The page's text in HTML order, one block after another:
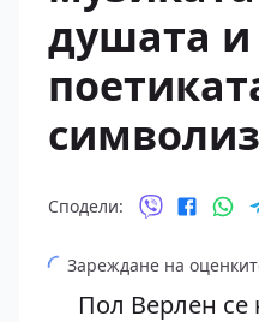
душата и
Сподели:
Зареждане на
Пол Верлен се